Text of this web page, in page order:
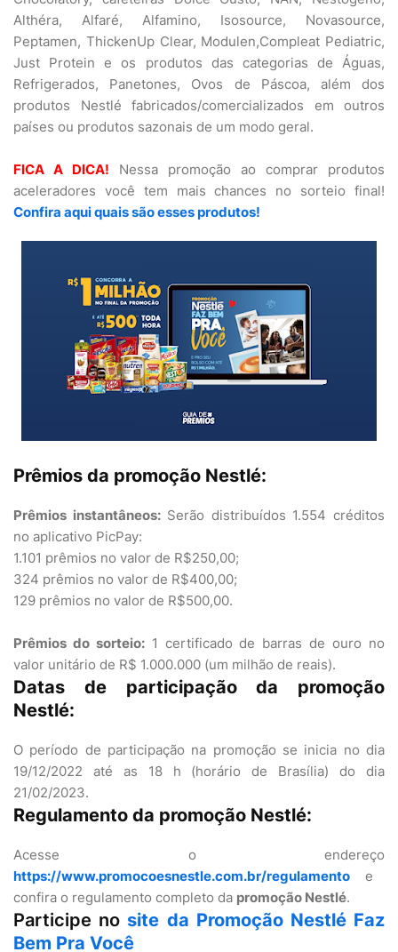
Althéra, Alfaré, Alfamino, Isosource, Novasource,
Peptamen, ThickenUp Clear, Modulen,Compleat Pediatric,
Just Protein e os produtos das categorias de Águas,
Refrigerados, Panetones, Ovos de Páscoa, além dos
produtos Nestlé fabricados/comercializados em outros
países ou produtos sazonais de um modo geral.
FICA A DICA! Nessa promoção ao comprar produtos
aceleradores você tem mais chances no sorteio final!
Confira aqui quais são esses produtos!
Prêmios da promoção Nestlé:
Prêmios instantâneos:Serão distribuídos 1.554 créditos
no aplicativo PicPay:
1.101 prêmios no valor de R$250,00;
324 prêmios no valor de R$400,00;
129 prêmios no valor de R$500,00.
Prêmios do sorteio:1 certificado de barras de ouro no
valor unitário de R$ 1.000.000 (um milhão de reais).
Datas de participação da promoção
Nestlé:
O período de participação na promoção se inicia no dia
19/12/2022 até as 18 h (horário de Brasília) do dia
21/02/2023.
Regulamento da promoção Nestlé:
Acesse o endereço
https://www.promocoesnestle.com.br/regulamento e
confira o regulamento completo da promoção Nestlé.
Participe nosite da Promoção Nestlé Faz
Bem Pra Você